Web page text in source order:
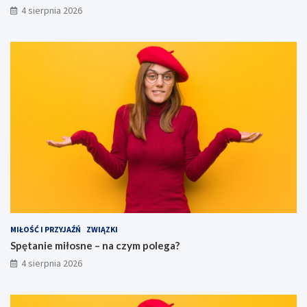
4 sierpnia 2026
MIŁOŚĆ I PRZYJAŹŃ ZWIĄZKI
Spętanie miłosne – na czym polega?
4 sierpnia 2026